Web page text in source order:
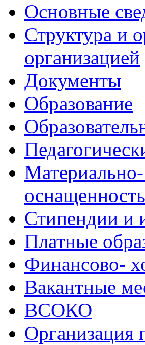
Основные
Структура и
организацией
Документы
Образование
Стипендии и
Платные
Финансово-
Вакантные
ВСОКО
Организация